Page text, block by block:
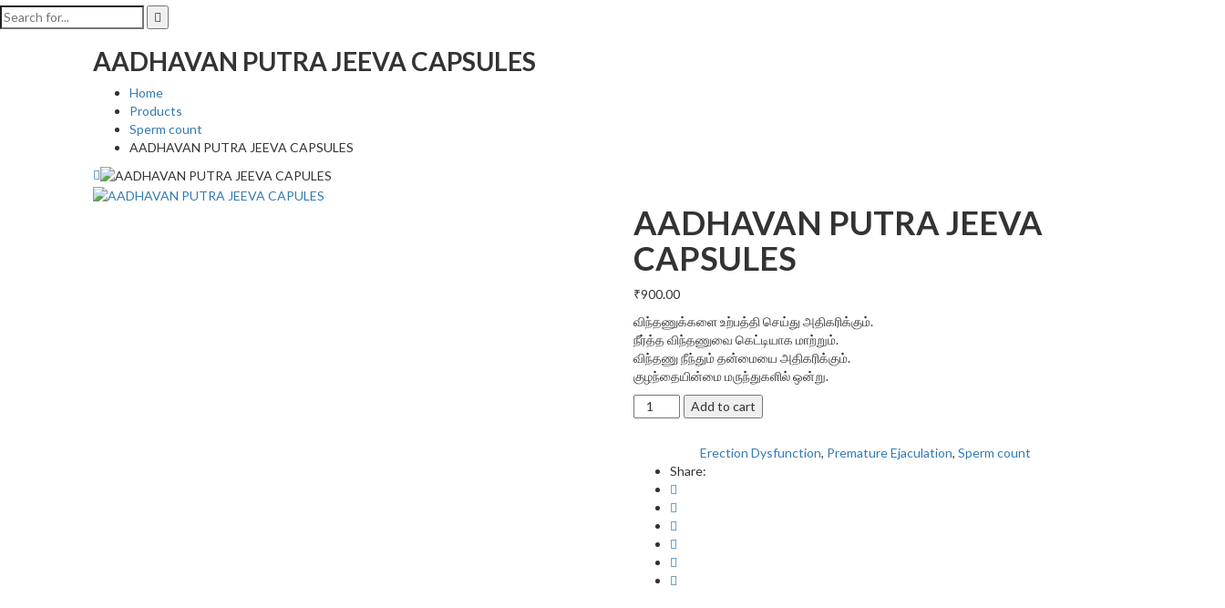
AADHAVAN PUTRA JEEVA CAPSULES
Home
Products
Sperm count
AADHAVAN PUTRA JEEVA CAPSULES
AADHAVAN PUTRA JEEVA
CAPSULES
₹900.00
விந்தணுக்களை உற்பத்தி செய்து அதிகரிக்கும்.
நீர்த்த விந்தணுவை கெட்டியாக மாற்றும்.
விந்தணு நீந்தும் தன்மையை அதிகரிக்கும்.
குழந்தையின்மை மருந்துகளில் ஒன்று.
AADHAVAN
PUTRA
quantity
Add to cart
Erection Dysfunction, Premature Ejaculation,Sperm count
Share: